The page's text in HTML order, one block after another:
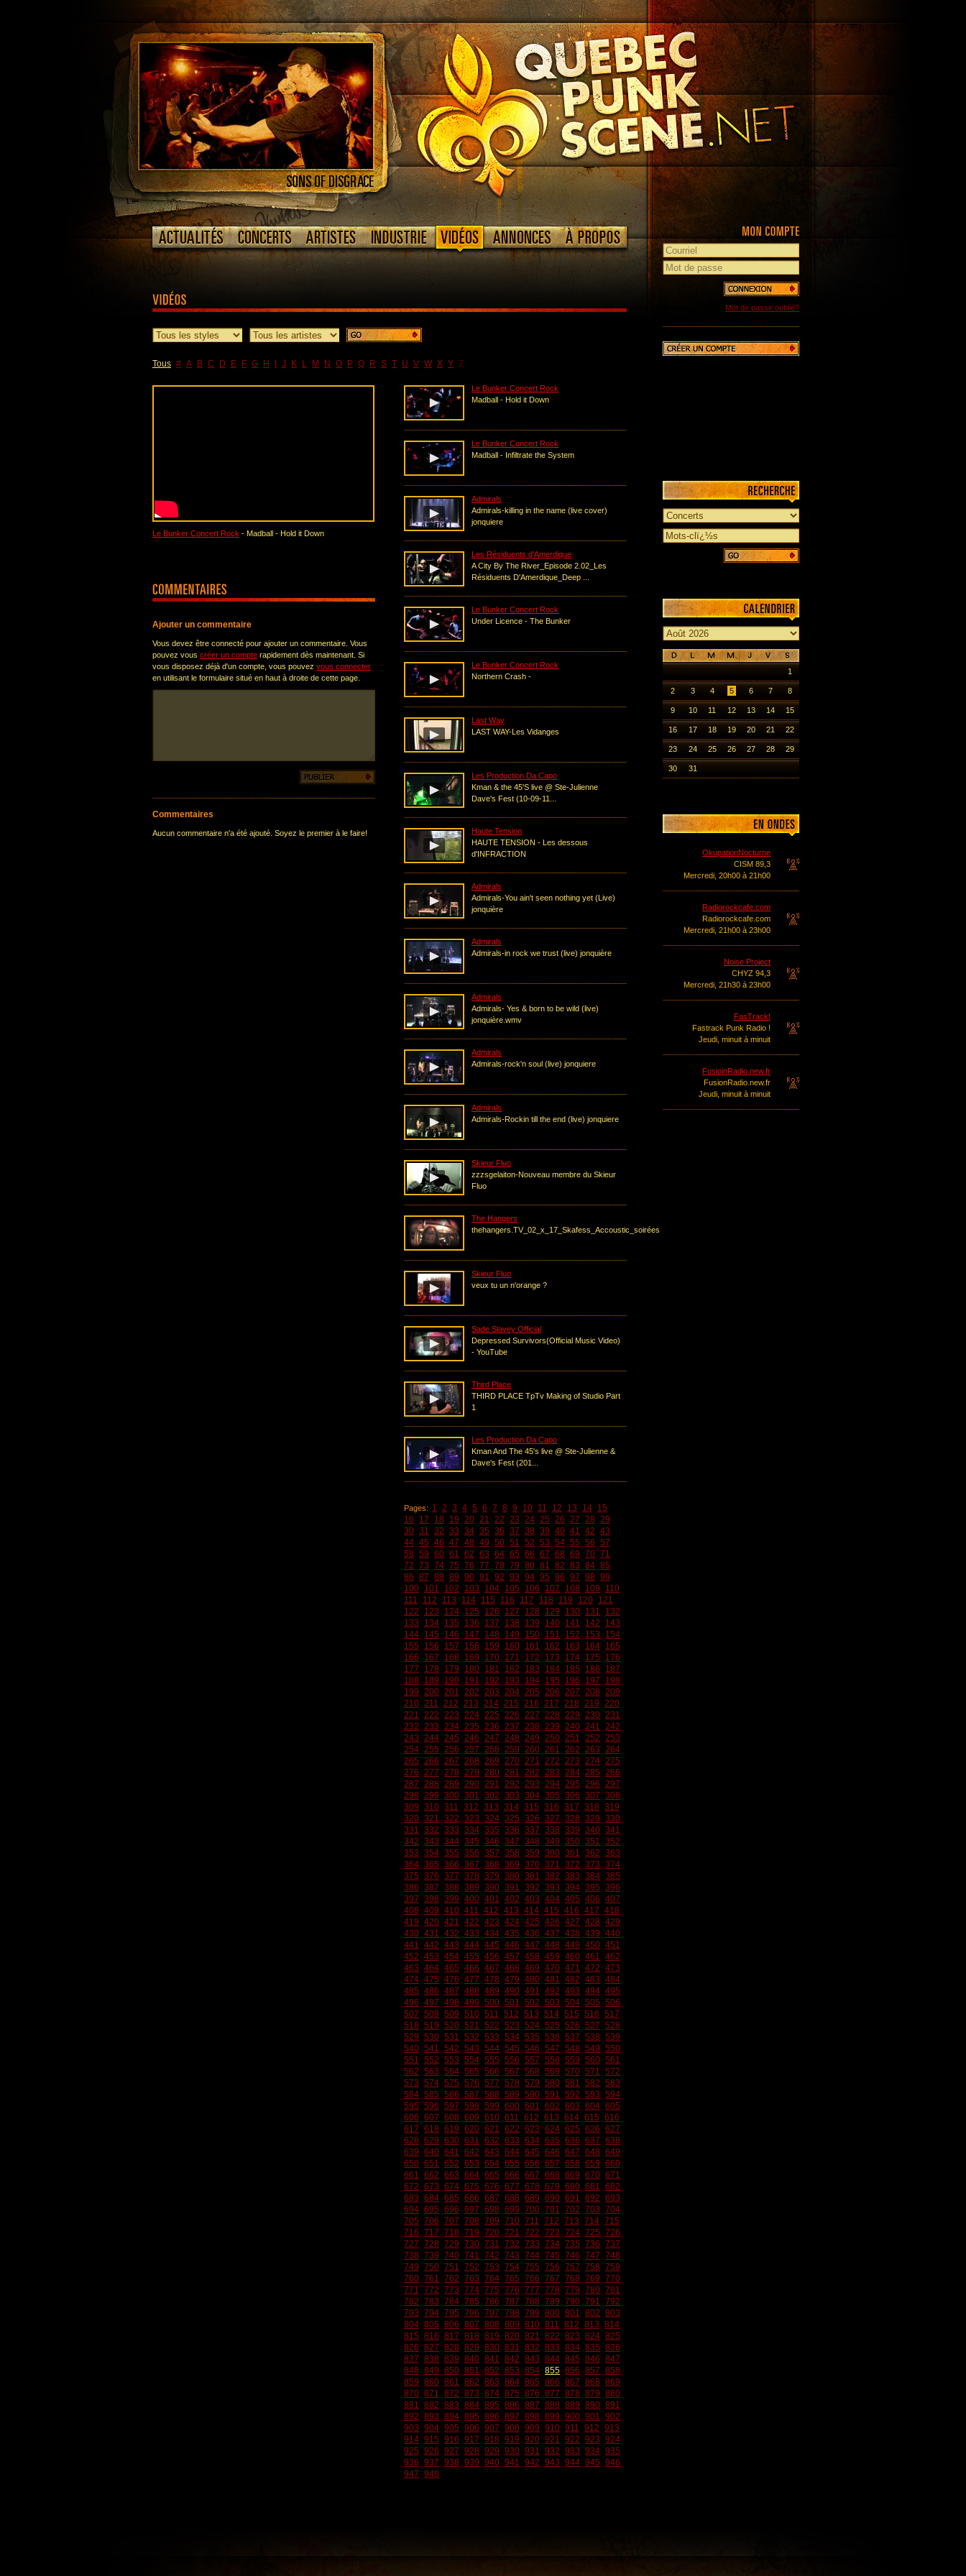
Tous # A B C D E F G H J K L M N O P Q R S T U V W X Y Z
Le Bunker Concert Rock - Madball - Hold it Down
Ajouter un commentaire
Vous devez être connecté pour ajouter un commentaire. Vous
pouvez vous créer un compte rapidement dès maintenant. Si
vous disposez déjà d'un compte, vous pouvez vous connecter
en utilisant le formulaire situé en haut à droite de cette page.
Commentaires
Aucun commentaire n'a été ajouté. Soyez le premier à le faire!
Le Bunker Concert Rock
Madball - Hold it Down
Le Bunker Concert Rock
Madball - Infiltrate the System
Admirals
Admirals-killing in the name (live cover)
jonquiere
Les Résiduents d'Amerdique
A City By The River_Episode 2.02_Les
Résiduents D'Amerdique_Deep ...
Le Bunker Concert Rock
Under Licence - The Bunker
Le Bunker Concert Rock
Northern Crash -
Last Way
LAST WAY-Les Vidanges
Les Production Da Capo
Kman & the 45'S live @ Ste-Julienne
Dave's Fest (10-09-11...
Haute Tension
HAUTE TENSION - Les dessous
d'INFRACTION
Admirals
Admirals-You ain't seen nothing yet (Live)
jonquière
Admirals
Admirals-in rock we trust (live) jonquière
Admirals
Admirals- Yes & born to be wild (live)
jonquière.wmv
Admirals
Admirals-rock'n soul (live) jonquiere
Admirals
Admirals-Rockin till the end (live) jonquiere
Skieur Fluo
zzzsgelaiton-Nouveau membre du Skieur
Fluo
The Hangers
thehangers.TV_02_x_17_Skafess_Accoustic_soirées
Skieur Fluo
veux tu un n'orange ?
Sade Slavey Official
Depressed Survivors(Official Music Video)
- YouTube
Third Place
THIRD PLACE TpTv Making of Studio Part
1
Les Production Da Capo
Kman And The 45's live @ Ste-Julienne &
Dave's Fest (201...
Pages: 1 2 3 4 5 6 7 8 9 10 11 12 13 14 15
16
17 18 19 20 21 22 23 24 25 26 27 28 29
30 31 32 33 34 35 36 37 38 39 40 41 42 43
44 45 46 47 48 49 50 51 52 53 54 55 56 57
58 59 60 61 62 63 64 65 66 67 68 69 70 71
72 73 74 75 76 77 78 79 80 81 82 83 84 85
86 87 88 89 90 91 92 93 94 95 96 97 98 99
100 101 102 103 104 105 106 107 108 109
110
111
112 113 114 115 116 117 118 119 120 121
122
123 124 125 126 127 128 129 130 131
132
133
134 135 136 137 138 139 140 141 142
143
144 145 146 147 148 149 150 151 152 153
154
155
156 157 158 159 160 161 162 163 164 165
166
167 168 169 170 171 172 173 174 175
176
177
178 179 180 181 182 183 184 185 186
187
188
189 190 191 192 193 194 195 196 197
198
199 200 201 202 203 204 205 206 207 208 209
210 211 212 213 214 215 216 217 218 219 220
221 222 223 224 225 226 227 228 229 230 231
232 233 234 235 236 237 238 239 240 241 242
243 244 245 246 247 248 249 250 251 252 253
254 255 256 257 258 259 260 261 262 263 264
265 266 267 268 269 270 271 272 273 274 275
276 277 278 279 280 281 282 283 284 285 286
287 288 289 290 291 292 293 294 295 296 297
298 299 300 301 302 303 304 305 306 307 308
309 310 311 312 313 314 315 316 317 318 319
320 321 322 323 324 325 326 327 328 329 330
331 332 333 334 335 336 337 338 339 340 341
342 343 344 345 346 347 348 349 350 351 352
353 354 355 356 357 358 359 360 361 362 363
364 365 366 367 368 369 370 371 372 373 374
375 376 377 378 379 380 381 382 383 384 385
386 387 388 389 390 391 392 393 394 395 396
397 398 399 400 401 402 403 404 405 406 407
408 409 410 411 412 413 414 415 416 417 418
419 420 421 422 423 424 425 426 427 428 429
430 431 432 433 434 435 436 437 438 439 440
441 442 443 444 445 446 447 448 449 450 451
452 453 454 455 456 457 458 459 460 461 462
463 464 465 466 467 468 469 470 471 472 473
474 475 476 477 478 479 480 481 482 483 484
485 486 487 488 489 490 491 492 493 494 495
496 497 498 499 500 501 502 503 504 505 506
507 508 509 510 511 512 513 514 515 516 517
518 519 520 521 522 523 524 525 526 527 528
529 530 531 532 533 534 535 536 537 538 539
540 541 542 543 544 545 546 547 548 549 550
551 552 553 554 555 556 557 558 559 560 561
562 563 564 565 566 567 568 569 570 571 572
573 574 575 576 577 578 579 580 581 582 583
584 585 586 587 588 589 590 591 592 593 594
595 596 597 598 599 600 601 602 603 604 605
606 607 608 609 610 611 612 613 614 615 616
617 618 619 620 621 622 623 624 625 626 627
628 629 630 631 632 633 634 635 636 637 638
639 640 641 642 643 644 645 646 647 648 649
650 651 652 653 654 655 656 657 658 659 660
661 662 663 664 665 666 667 668 669 670 671
672 673 674 675 676 677 678 679 680 681 682
683 684 685 686 687 688 689 690 691 692 693
694 695 696 697 698 699 700 701 702 703 704
705 706 707 708 709 710 711 712 713 714 715
716 717 718 719 720 721 722 723 724 725 726
727 728 729 730 731 732 733 734 735 736 737
738 739 740 741 742 743 744 745 746 747 748
749 750 751 752 753 754 755 756 757 758 759
760 761 762 763 764 765 766 767 768 769 770
771 772 773 774 775 776 777 778 779 780 781
782 783 784 785 786 787 788 789 790 791 792
793 794 795 796 797 798 799 800 801 802 803
804 805 806 807 808 809 810 811 812 813 814
815 816 817 818 819 820 821 822 823 824 825
826 827 828 829 830 831 832 833 834 835 836
837 838 839 840 841 842 843 844 845 846 847
848 849 850 851 852 853 854 855 856 857 858
859 860 861 862 863 864 865 866 867 868 869
870 871 872 873 874 875 876 877 878 879 880
881 882 883 884 885 886 887 888 889 890 891
892 893 894 895 896 897 898 899 900 901 902
903 904 905 906 907 908 909 910 911 912 913
914 915 916 917 918 919 920 921 922 923 924
925 926 927 928 929 930 931 932 933 934 935
936 937 938 939 940 941 942 943 944 945 946
947 948
Mot de passe oublié?
1
2 3 4 5 6 7 8
9 10 11 12 13 14 15
16 17 18 19 20 21 22
23 24 25 26 27 28 29
30 31
OkupationNocturne
CISM 89,3
Mercredi, 20h00 à 21h00
Radiorockcafe.com
Radiorockcafe.com
Mercredi, 21h00 à 23h00
Noise Project
CHYZ 94,3
Mercredi, 21h30 à 23h00
FasTrack!
Fastrack Punk Radio !
Jeudi, minuit à minuit
FusioinRadio.new.fr
FusionRadio.new.fr
Jeudi, minuit à minuit